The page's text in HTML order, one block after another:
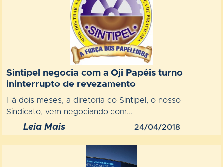
Sintipel negocia com a Oji Papéis turno
ininterrupto de revezamento
Há dois meses, a diretoria do Sintipel, o nosso
Sindicato, vem negociando com...
Leia Mais 24/04/2018